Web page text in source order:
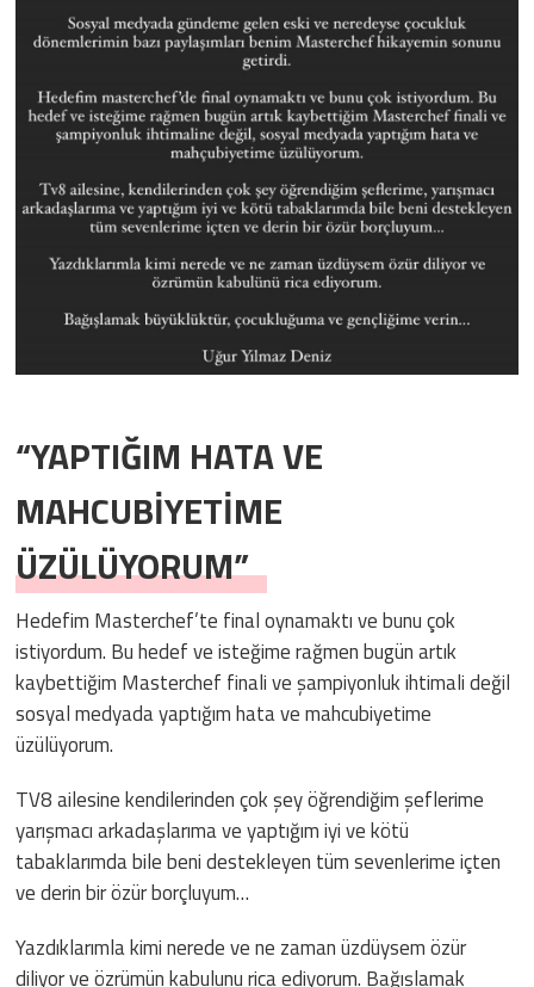
“YAPTIĞIM HATA VE
MAHCUBİYETİME
ÜZÜLÜYORUM”
Hedefim Masterchef’te final oynamaktı ve bunu çok
istiyordum. Bu hedef ve isteğime rağmen bugün artık
kaybettiğim Masterchef finali ve şampiyonluk ihtimali değil
sosyal medyada yaptığım hata ve mahcubiyetime
üzülüyorum.
TV8 ailesine kendilerinden çok şey öğrendiğim şeflerime
yarışmacı arkadaşlarıma ve yaptığım iyi ve kötü
tabaklarımda bile beni destekleyen tüm sevenlerime içten
ve derin bir özür borçluyum…
Yazdıklarımla kimi nerede ve ne zaman üzdüysem özür
diliyor ve özrümün kabulunu rica ediyorum. Bağışlamak